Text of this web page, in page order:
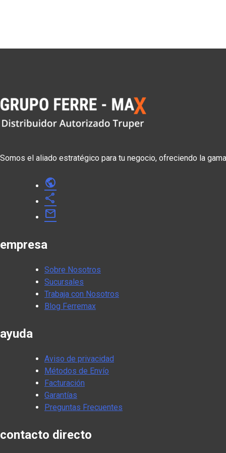
Somos el aliado estratégico para tu negocio, ofreciendo la
public
share
mail
empresa
Sobre Nosotros
Sucursales
Trabaja con Nosotros
Blog Ferremax
ayuda
Aviso de privacidad
Métodos de Envío
Facturación
Garantías
Preguntas Frecuentes
contacto directo